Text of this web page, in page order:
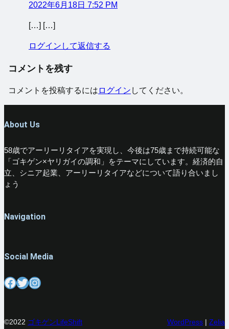
2022年6月18日 7:52 PM
[…] […]
ログインして返信する
コメントを残す
コメントを投稿するには ログイン してください。
About Us
58歳でアーリーリタイアを実現し、今後は75歳まで持続可能な
「ゴキゲン×ヤリガイの調和」をテーマにしています。経済的自
立、シニア起業、アーリーリタイアなどについて語り合いまし
ょう
Navigation
Social Media
Facebook Twitter Instagram
©2022 ゴキゲンLifeShift WordPress | Zelia